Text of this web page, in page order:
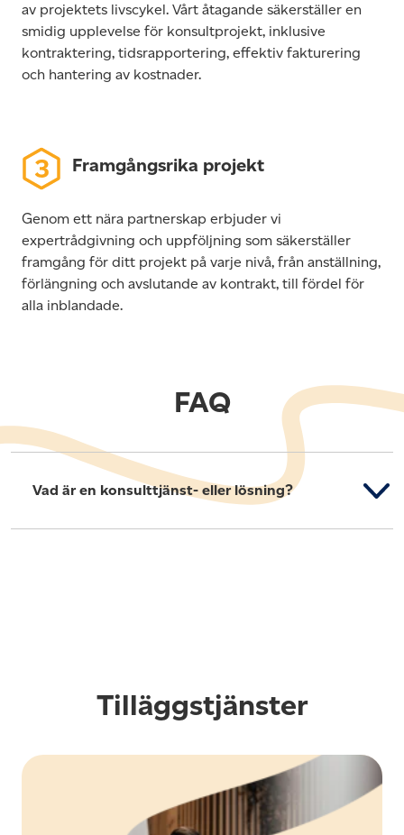
av projektets livscykel. Vårt åtagande säkerställer en
smidig upplevelse för konsultprojekt, inklusive
kontraktering, tidsrapportering, effektiv fakturering
och hantering av kostnader.
Framgångsrika projekt
Genom ett nära partnerskap erbjuder vi
expertrådgivning och uppföljning som säkerställer
framgång för ditt projekt på varje nivå, från anställning,
förlängning och avslutande av kontrakt, till fördel för
alla inblandade.
FAQ
Vad är en konsulttjänst- eller lösning?
Tilläggstjänster